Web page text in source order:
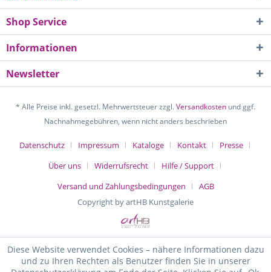
Shop Service
Informationen
Newsletter
* Alle Preise inkl. gesetzl. Mehrwertsteuer zzgl.Versandkosten und ggf.
Nachnahmegebühren, wenn nicht anders beschrieben
Datenschutz Impressum Kataloge Kontakt
Presse
Über uns
Widerrufsrecht
Hilfe / Support
Versand und Zahlungsbedingungen
AGB
Copyright by artHB Kunstgalerie
Diese Website verwendet Cookies – nähere Informationen dazu
und zu Ihren Rechten als Benutzer finden Sie in unserer